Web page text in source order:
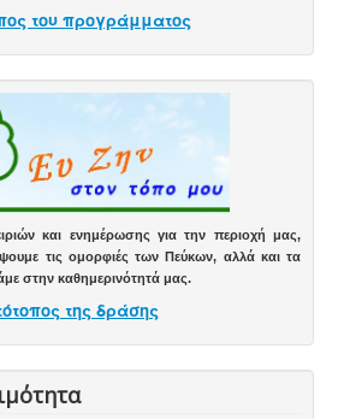
του προγράμματος
και ενημέρωσης για την περιοχή μας,
τις ομορφιές των Πεύκων, αλλά και τα
στην καθημερινότητά μας.
της δράσης